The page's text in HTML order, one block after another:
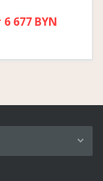
6 677 BYN